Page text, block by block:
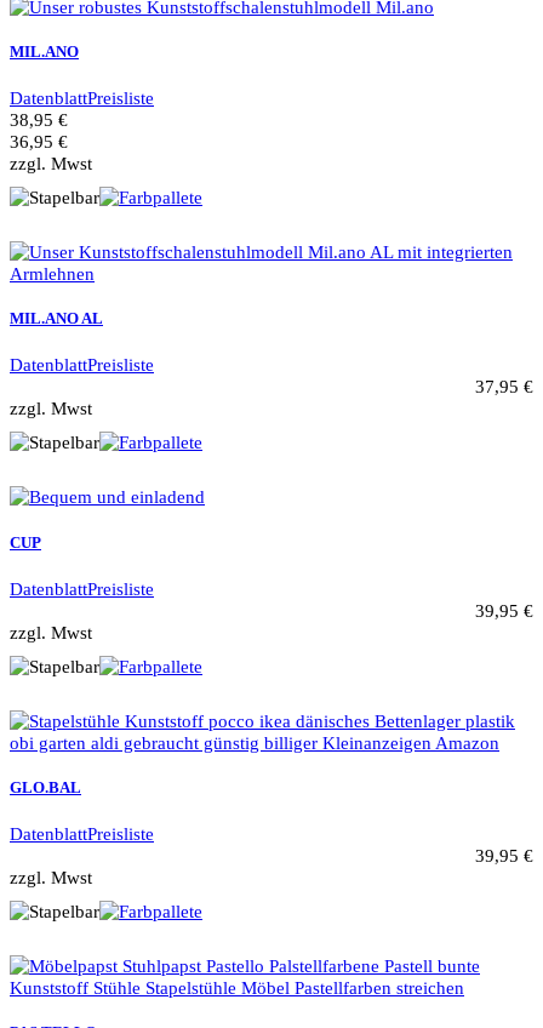
MIL.ANO
DatenblattPreisliste
38,95 €
36,95 €
zzgl. Mwst
MIL.ANO AL
DatenblattPreisliste
37,95 €
zzgl. Mwst
CUP
DatenblattPreisliste
39,95 €
zzgl. Mwst
GLO.BAL
DatenblattPreisliste
39,95 €
zzgl. Mwst